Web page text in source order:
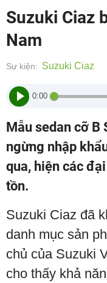
Suzuki Ciaz
Nam
Sự kiện: Suzuki Ciaz
0:00
Mẫu sedan cỡ
ngừng nhập
qua, hiện các
tồn.
Suzuki Ciaz đã
danh mục sản
chủ của Suzuki
cho thấy khả